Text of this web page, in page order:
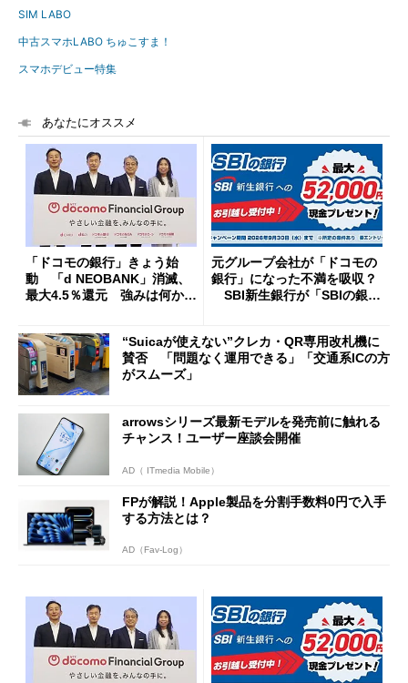
SIM LABO
中古スマホLABO ちゅこすま！
スマホデビュー特集
あなたにオススメ
「ドコモの銀行」きょう始
動 「d NEOBANK」消滅、
最大4.5％還元 強みは何か解
元グループ会社が「ドコモの
銀行」になった不満を吸収？
SBI新生銀行が「SBIの銀
開催
“Suicaが使えない”クレカ・QR専用改札機に
賛否 「問題なく運用できる」「交通系ICの方
がスムーズ」
arrowsシリーズ最新モデルを発売前に触れる
チャンス！ユーザー座談会開催
AD（ ITmedia Mobile）
FPが解説！Apple製品を分割手数料0円で入手
する方法とは？
AD（Fav-Log）